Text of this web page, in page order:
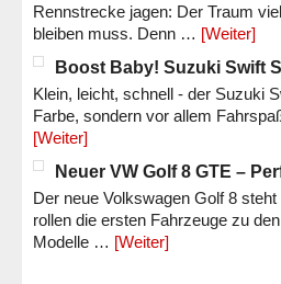
Rennstrecke jagen: Der Traum
bleiben muss. Denn … [Weiter]
Boost Baby! Suzuki Swift
Klein, leicht, schnell - der Suzuki
Farbe, sondern vor allem
[Weiter]
Neuer VW Golf 8 GTE –
Der neue Volkswagen Golf 8
rollen die ersten Fahrzeuge zu
Modelle … [Weiter]